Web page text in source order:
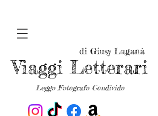
Leggo Fotografo Condivido
Viaggi Letterari
di Giusy Laganà